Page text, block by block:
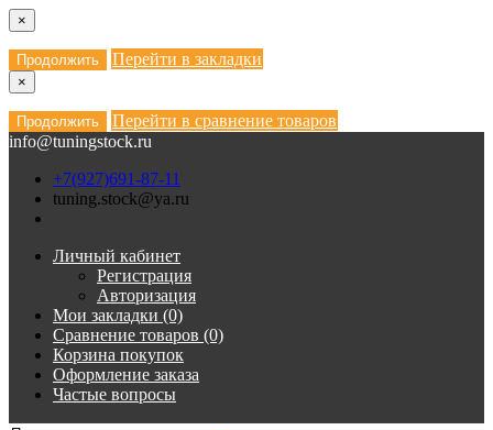
×
Продолжить Перейти в закладки
×
Продолжить
Перейти в сравнение товаров
info@tuningstock.ru
+7(927)691-87-11
tuning.stock@ya.ru
Личный кабинет
Регистрация
Авторизация
Мои закладки (0)
Сравнение товаров (0)
Корзина покупок
Оформление заказа
Частые вопросы